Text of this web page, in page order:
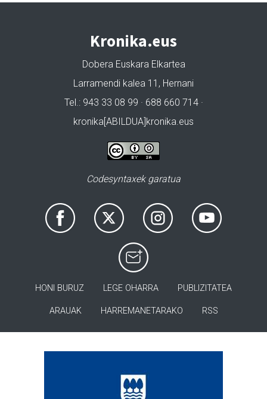
Kronika.eus
Dobera Euskara Elkartea
Larramendi kalea 11, Hernani
Tel.: 943 33 08 99 · 688 660 714 ·
kronika[ABILDUA]kronika.eus
Codesyntaxek garatua
HONI BURUZ LEGE OHARRA PUBLIZITATEA
ARAUAK HARREMANETARAKO RSS